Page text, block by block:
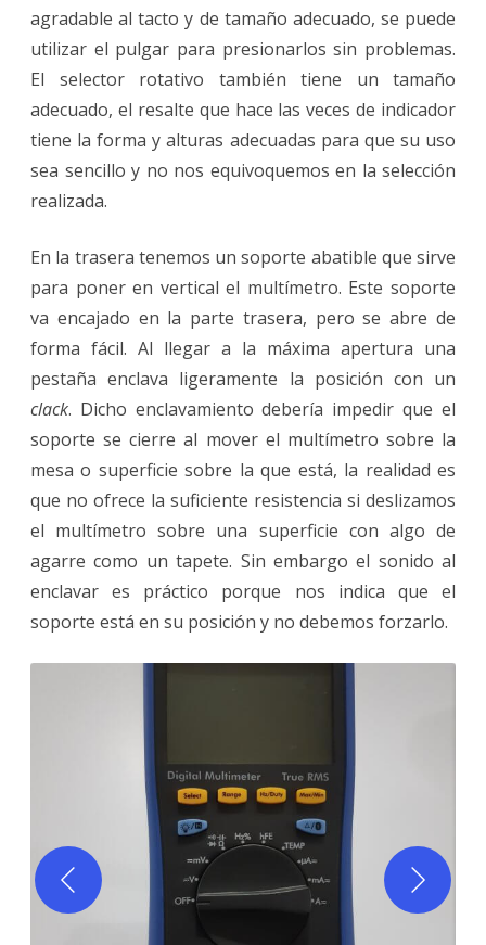
agradable al tacto y de tamaño adecuado, se puede
utilizar el pulgar para presionarlos sin problemas.
El selector rotativo también tiene un tamaño
adecuado, el resalte que hace las veces de indicador
tiene la forma y alturas adecuadas para que su uso
sea sencillo y no nos equivoquemos en la selección
realizada.
En la trasera tenemos un soporte abatible que sirve
para poner en vertical el multímetro. Este soporte
va encajado en la parte trasera, pero se abre de
forma fácil. Al llegar a la máxima apertura una
pestaña enclava ligeramente la posición con un
clack. Dicho enclavamiento debería impedir que el
soporte se cierre al mover el multímetro sobre la
mesa o superficie sobre la que está, la realidad es
que no ofrece la suficiente resistencia si deslizamos
el multímetro sobre una superficie con algo de
agarre como un tapete. Sin embargo el sonido al
enclavar es práctico porque nos indica que el
soporte está en su posición y no debemos forzarlo.